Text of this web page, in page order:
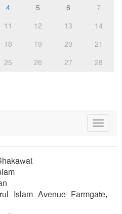
4 5 6
7
11 12 13
14
18 19 20
21
25 26 27
28
Toggle
Islam Avenue Farmgate,